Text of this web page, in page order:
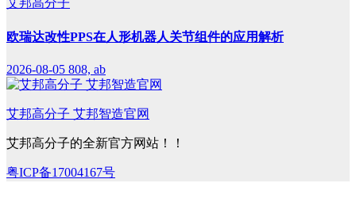
艾邦高分子
欧瑞达改性PPS在人形机器人关节组件的应用解析
2026-08-05 808, ab
艾邦高分子 艾邦智造官网
艾邦高分子的全新官方网站！！
粤ICP备17004167号